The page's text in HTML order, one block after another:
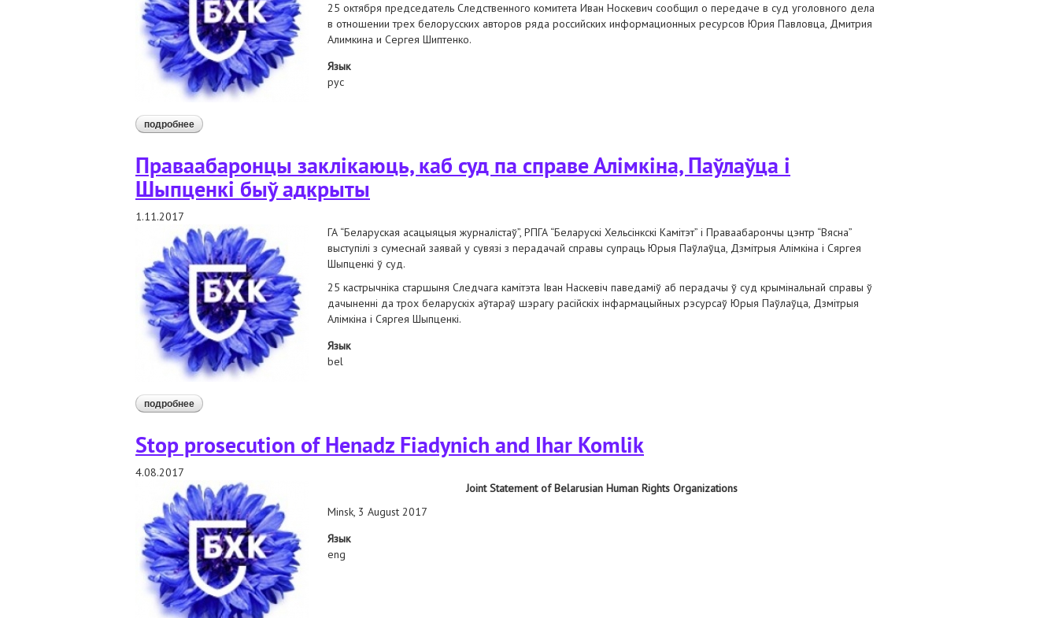
25 октября председатель Следственного комитета Иван Носкевич сообщил о передаче в суд уголовного дела
в отношении трех белорусских авторов ряда российских информационных ресурсов Юрия Павловца, Дмитрия
Алимкина и Сергея Шиптенко.
Язык
рус
подробнее о правозащитники призывают, чтобы суд по делу алимкина, павловца и шиптенко был открытым
Праваабаронцы заклікаюць, каб суд па справе Алімкіна, Паўлаўца і
Шыпценкі быў адкрыты
1.11.2017
ГА “Беларуская асацыяцыя журналістаў”, РПГА “Беларускі Хельсінкскі Камітэт” і Праваабарончы цэнтр “Вясна”
выступілі з сумеснай заявай у сувязі з перадачай справы супраць Юрыя Паўлаўца, Дзмітрыя Алімкіна і Сяргея
Шыпценкі ў суд.
25 кастрычніка старшыня Следчага камітэта Іван Наскевіч паведаміў аб перадачы ў суд крымінальнай справы ў
дачыненні да трох беларускіх аўтараў шэрагу расійскіх інфармацыйных рэсурсаў Юрыя Паўлаўца, Дзмітрыя
Алімкіна і Сяргея Шыпценкі.
Язык
bel
подробнее о праваабаронцы заклікаюць, каб суд па справе алімкіна, паўлаўца і шыпценкі быў адкрыты
Stop prosecution of Henadz Fiadynich and Ihar Komlik
4.08.2017
Joint Statement of Belarusian Human Rights Organizations
Minsk, 3 August 2017
Язык
eng